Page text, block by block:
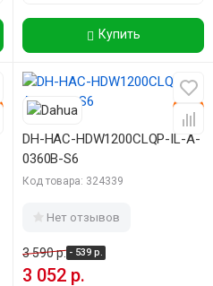
Купить
DH-HAC-HDW1200CLQP-IL-A-
0360B-S6
Код товара: 324339
Нет отзывов
3 590 р. - 539 р.
3 052 р.